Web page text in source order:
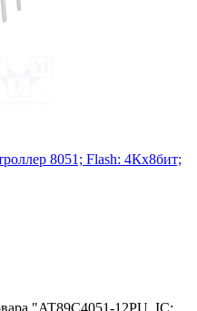
8051; Flash: 4Кx8бит;
"AT89C4051-12PU, IC: